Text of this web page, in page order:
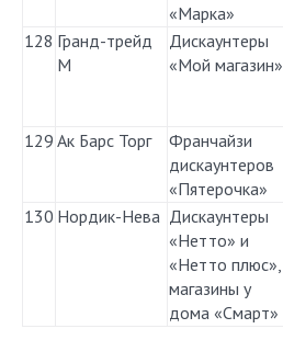
«Марка»
128 Гранд-трейд
М
Дискаунтеры
«Мой магазин»
129 Ак Барс Торг
Франчайзи
дискаунтеров
«Пятерочка»
130 Нордик-Нева Дискаунтеры
«Нетто» и
«Нетто плюс»,
магазины у
дома «Смарт»